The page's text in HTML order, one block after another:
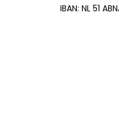
IBAN: NL 51